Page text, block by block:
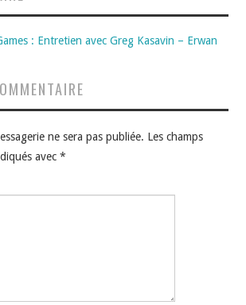
: Entretien avec Greg Kasavin – Erwan
ne sera pas publiée. Les champs
avec*